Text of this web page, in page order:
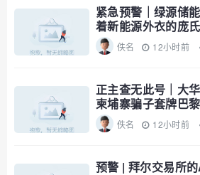
紧急预警｜绿源储
着新能源外衣的庞
会就是收割信号
佚名 12小时前
正主查无此号｜大
柬埔寨骗子套牌巴
已清零
佚名 12小时前
预警 | 拜尔交易所